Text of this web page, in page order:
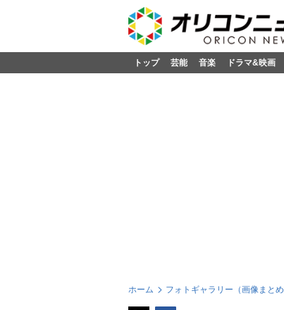
トップ 芸能 音楽 ドラマ&映画
ホーム フォトギャラリー（画像まとめ